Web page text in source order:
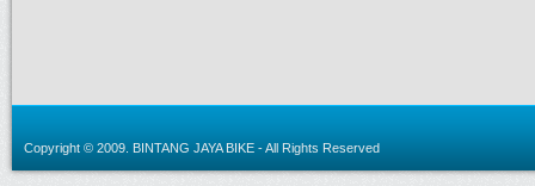
Copyright © 2009. BINTANG JAYA BIKE - All Rights Reserved